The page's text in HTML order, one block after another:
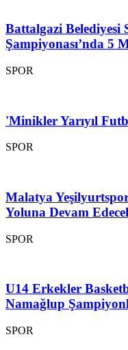
Battalgazi Belediyesi
Şampiyonası’nda 5
SPOR
'Minikler Yarıyıl
SPOR
Malatya
Yoluna Devam
SPOR
U14 Erkekler
Namağlup
SPOR